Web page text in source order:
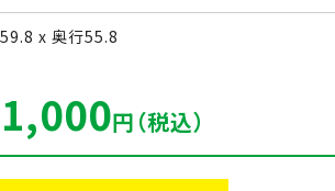
x 奥行55.8
円（税込）